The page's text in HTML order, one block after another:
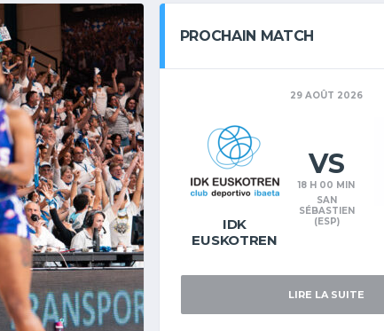
PROCHAIN MATCH
29 AOÛT 2026
IDK
EUSKOTREN
VS
18 H 00 MIN
SAN
SÉBASTIEN
(ESP)
LIRE LA SUITE